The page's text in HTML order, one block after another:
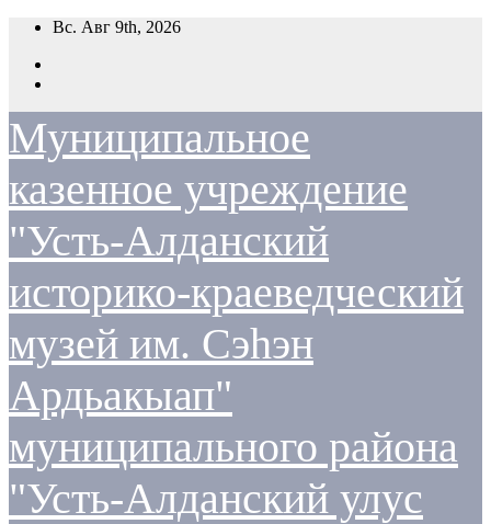
Перейти
содержимому
Вс. Авг 9th, 2026
Муниципальное
казенное учреждение
"Усть-Алданский
историко-краеведческий
музей им. Сэһэн
Ардьакыап"
муниципального района
"Усть-Алданский улус